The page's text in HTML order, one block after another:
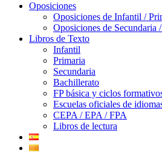
Oposiciones
Oposiciones de Infantil /
Oposiciones de Secundaria
Libros de Texto
Infantil
Primaria
Secundaria
Bachillerato
FP básica y ciclos
Escuelas oficiales de
CEPA / EPA / FPA
Libros de lectura